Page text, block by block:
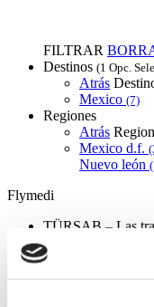
FILTRAR
Destinos (1 Opc.
Atrás
Mexico (7)
Regiones
Atrás
Mexico d.f.
Nuevo león
Flymedi
TÜRSAB – Las
gestionadas por
viajes de Grupo A